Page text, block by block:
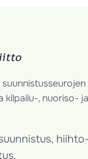
, nuoriso- ja